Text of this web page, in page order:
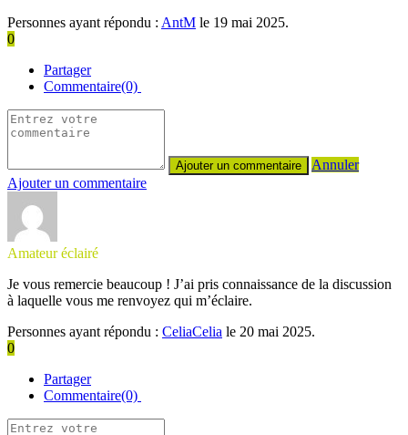
Personnes ayant répondu : AntM le 19 mai 2025.
0
Partager
Commentaire(0)
Annuler
Ajouter un commentaire
Amateur éclairé
Je vous remercie beaucoup ! J’ai pris connaissance de la discussion
à laquelle vous me renvoyez qui m’éclaire.
Personnes ayant répondu : CeliaCelia le 20 mai 2025.
0
Partager
Commentaire(0)